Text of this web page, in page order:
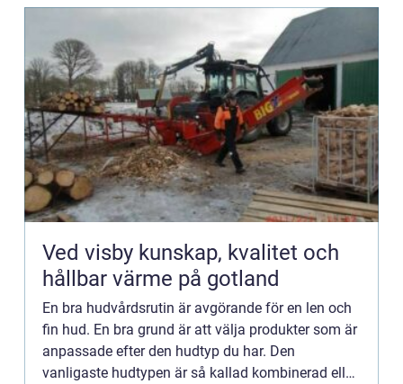
Ved visby kunskap, kvalitet och
hållbar värme på gotland
En bra hudvårdsrutin är avgörande för en len och
fin hud. En bra grund är att välja produkter som är
anpassade efter den hudtyp du har. Den
vanligaste hudtypen är så kallad kombinerad eller